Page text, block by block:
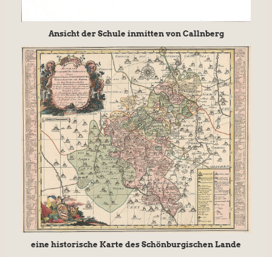
Ansicht der Schule inmitten von Callnberg
eine historische Karte des Schönburgischen Lande